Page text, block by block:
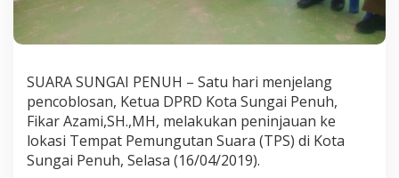
K
s
p
a
n
P
e
m
SUARA SUNGAI PENUH – Satu hari menjelang
pencoblosan, Ketua DPRD Kota Sungai Penuh,
Fikar Azami,SH.,MH, melakukan peninjauan ke
lokasi Tempat Pemungutan Suara (TPS) di Kota
Sungai Penuh, Selasa (16/04/2019).